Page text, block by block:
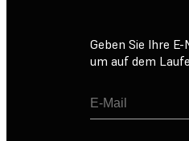
Geben Sie Ihre
um auf dem